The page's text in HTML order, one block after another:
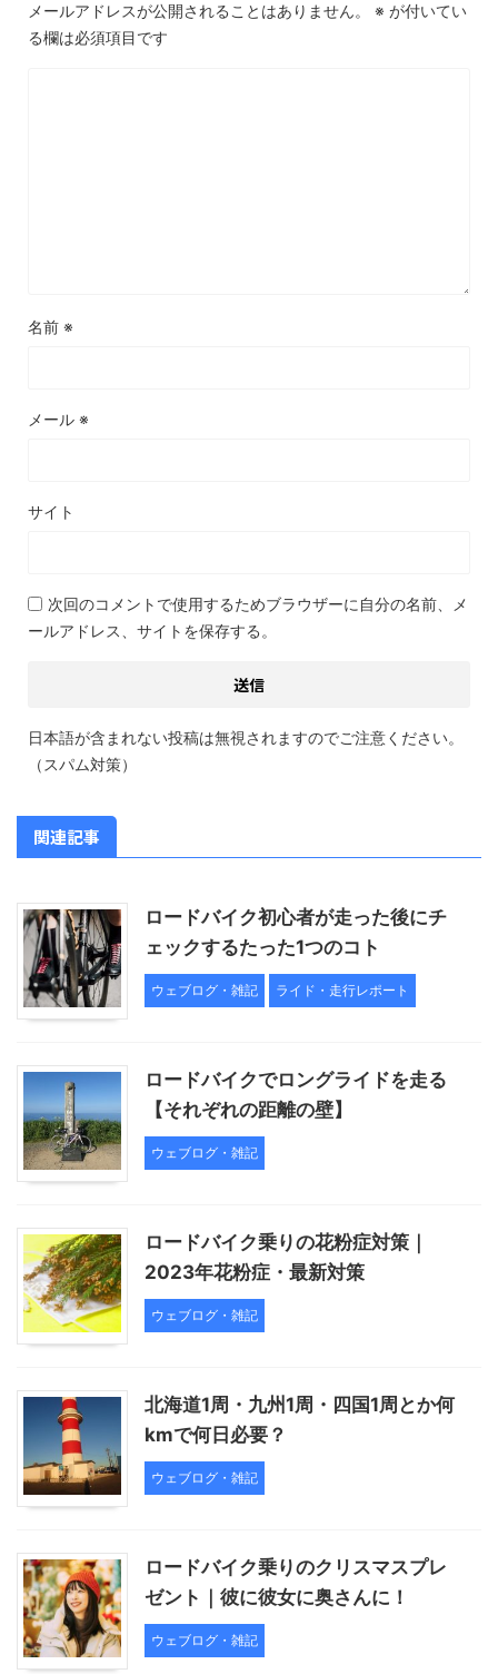
メールアドレスが公開されることはありません。 ※ が付いてい
る欄は必須項目です
名前 ※
メール ※
サイト
次回のコメントで使用するためブラウザーに自分の名前、メ
ールアドレス、サイトを保存する。
日本語が含まれない投稿は無視されますのでご注意ください。
（スパム対策）
関連記事
ロードバイク初心者が走った後にチ
ェックするたった1つのコト
ウェブログ・雑記 ライド・走行レポート
ロードバイクでロングライドを走る
【それぞれの距離の壁】
ウェブログ・雑記
ロードバイク乗りの花粉症対策｜
2023年花粉症・最新対策
ウェブログ・雑記
北海道1周・九州1周・四国1周とか何
kmで何日必要？
ウェブログ・雑記
ロードバイク乗りのクリスマスプレ
ゼント｜彼に彼女に奥さんに！
ウェブログ・雑記